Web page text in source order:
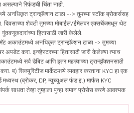
रिफंडची चिंता नाही.
अनधिकृत ट्रान्झॅक्शन टाळा --> तुमच्या स्टॉक ब्रोकर्ससह
शेवटी तुमच्या मोबाईल/ईमेलवर एक्सचेंजमधून थेट
गुंतवणूकदारांच्या हितासाठी जारी केलेले.
अकाउंटमध्ये अनधिकृत ट्रान्झॅक्शन टाळा -> तुमच्या
अपडेट करा. इन्व्हेस्टरच्या हितासाठी जारी केलेल्या त्याच
सर्व डेबिट आणि इतर महत्त्वाच्या ट्रान्झॅक्शनसाठी
ब) सिक्युरिटीज मार्केटमध्ये व्यवहार करताना KYC हा एक
(ब्रोकर, DP, म्युच्युअल फंड इ.) मार्फत KYC
साधता तेव्हा तुम्हाला पुन्हा समान प्रोसेस करणे आवश्यक